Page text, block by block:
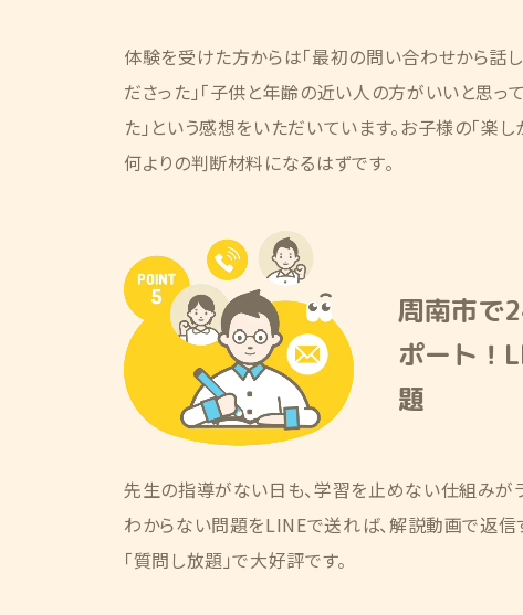
体験を受けた方からは「最初の問い合わせから話
ださった」「子供と年齢の近い人の方がいいと思っ
た」という感想をいただいています。お子様の「楽し
何よりの判断材料になるはずです。
周南市で
ポート！
題
先生の指導がない日も、学習を止めない仕組みが
わからない問題をLINEで送れば、解説動画で返信
「質問し放題」で大好評です。